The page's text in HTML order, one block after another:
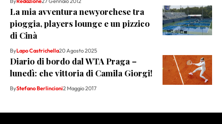
La mia avventura newyorchese tra
pioggia, players lounge e un pizzico
di Cinà
ByLapo Castrichella20 Agosto 2025
Diario di bordo dal WTA Praga –
lunedì: che vittoria di Camila Giorgi!
ByStefano Berlincioni2 Maggio 2017